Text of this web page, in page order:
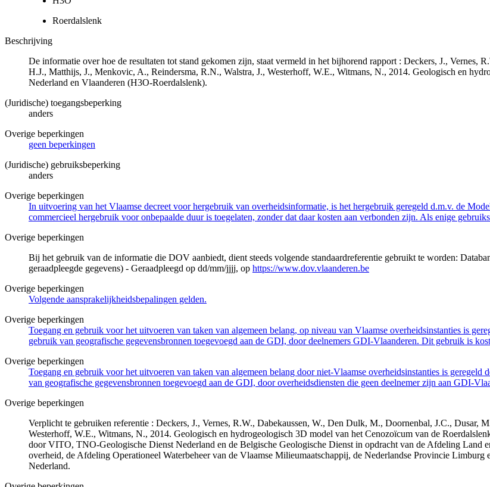
Roerdalslenk
Beschrijving
De informatie over hoe de resultaten tot stand gekomen zijn, staat vermeld in het bijhorend rapport : Deckers, J.,
H.J., Matthijs, J., Menkovic, A., Reindersma, R.N., Walstra, J., Westerhoff, W.E., Witmans, N., 2014. Geologisch en
Nederland en Vlaanderen (H3O-Roerdalslenk).
(Juridische) toegangsbeperking
anders
Overige beperkingen
geen beperkingen
(Juridische) gebruiksbeperking
anders
Overige beperkingen
In uitvoering van het Vlaamse decreet voor hergebruik van overheidsinformatie, is het hergebruik geregeld d.m.v. de
commercieel hergebruik voor onbepaalde duur is toegelaten, zonder dat daar kosten aan verbonden zijn. Als enige
Overige beperkingen
Bij het gebruik van de informatie die DOV aanbiedt, dient steeds volgende standaardreferentie gebruikt te worden:
geraadpleegde gegevens) - Geraadpleegd op dd/mm/jjjj, op https://www.dov.vlaanderen.be
Overige beperkingen
Volgende aansprakelijkheidsbepalingen gelden.
Overige beperkingen
Toegang en gebruik voor het uitvoeren van taken van algemeen belang, op niveau van Vlaamse overheidsinstanties is
gebruik van geografische gegevensbronnen toegevoegd aan de GDI, door deelnemers GDI-Vlaanderen. Dit gebruik is
Overige beperkingen
Toegang en gebruik voor het uitvoeren van taken van algemeen belang door niet-Vlaamse overheidsinstanties is
van geografische gegevensbronnen toegevoegd aan de GDI, door overheidsdiensten die geen deelnemer zijn aan GDI-
Overige beperkingen
Verplicht te gebruiken referentie : Deckers, J., Vernes, R.W., Dabekaussen, W., Den Dulk, M., Doornenbal, J.C.,
Westerhoff, W.E., Witmans, N., 2014. Geologisch en hydrogeologisch 3D model van het Cenozoïcum van de
door VITO, TNO-Geologische Dienst Nederland en de Belgische Geologische Dienst in opdracht van de Afdeling Land
overheid, de Afdeling Operationeel Waterbeheer van de Vlaamse Milieumaatschappij, de Nederlandse Provincie
Nederland.